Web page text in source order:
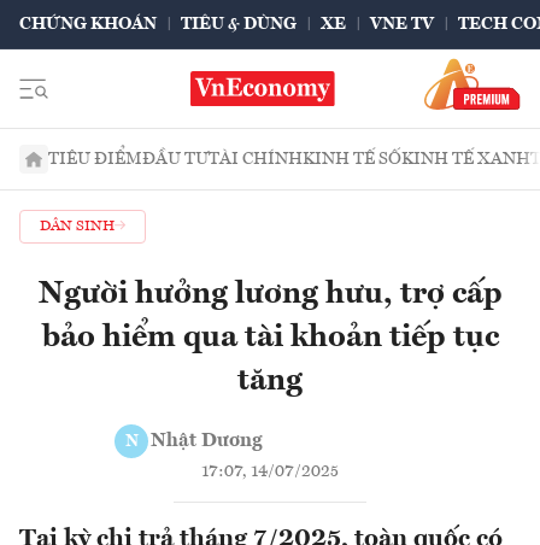
CHỨNG KHOÁN TIÊU & DÙNG XE VNE TV TECH
TIÊU ĐIỂMĐẦU TƯTÀI CHÍNHKINH TẾ SỐKINH TẾ XANH
DÂN SINH
Người hưởng lương hưu, trợ cấp
bảo hiểm qua tài khoản tiếp tục
tăng
N Nhật Dương
17:07, 14/07/2025
Tại kỳ chi trả tháng 7/2025, toàn quốc có